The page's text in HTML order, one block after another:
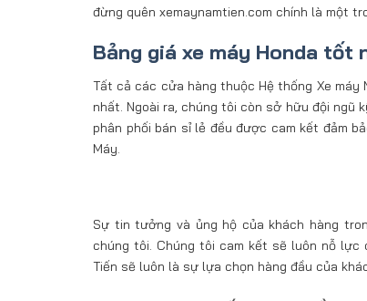
đừng quên xemaynamtien.com chính là một
Bảng giá xe máy Honda tốt
Tất cả các cửa hàng thuộc Hệ thống Xe
nhất. Ngoài ra, chúng tôi còn sở hữu đội ngũ
phân phối bán sỉ lẻ đều được cam kết đảm
Máy.
Sự tin tưởng và ủng hộ của khách hàng
chúng tôi. Chúng tôi cam kết sẽ luôn nỗ
Tiến sẽ luôn là sự lựa chọn hàng đầu của